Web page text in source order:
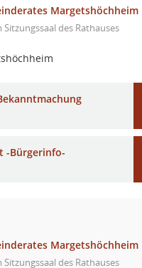
Margetshöchheim
Sitzungssaal des Rathauses
-Bürgerinfo-
Margetshöchheim
Sitzungssaal des Rathauses